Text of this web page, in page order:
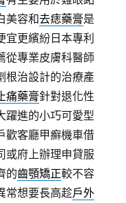
美容和去痣藥膏是
更繽紛日本專利
從專業皮膚科醫師
根治設計的治療產
痛藥膏針對退化性
躍進的小巧可愛型
歡客廳甲癬機車借
或府上辦理申貸服
的齒顎矯正較不容
常想要長高趁戶外